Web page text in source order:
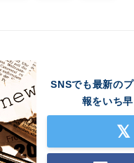
SNSでも最新の
報をいち